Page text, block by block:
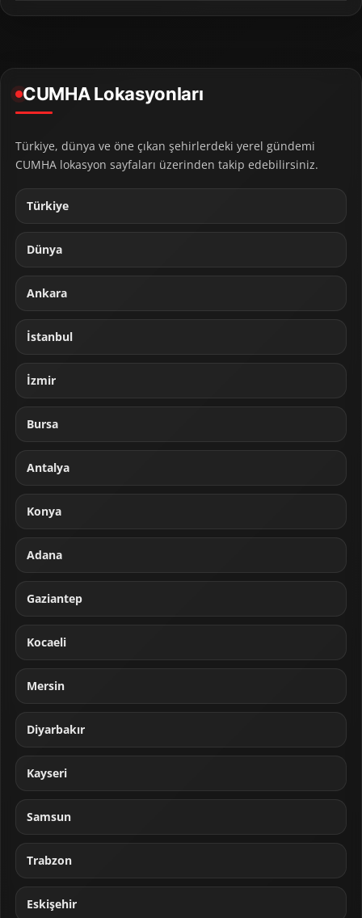
CUMHA Lokasyonları
Türkiye, dünya ve öne çıkan şehirlerdeki yerel gündemi
CUMHA lokasyon sayfaları üzerinden takip edebilirsiniz.
Türkiye
Dünya
Ankara
İstanbul
İzmir
Bursa
Antalya
Konya
Adana
Gaziantep
Kocaeli
Mersin
Diyarbakır
Kayseri
Samsun
Trabzon
Eskişehir